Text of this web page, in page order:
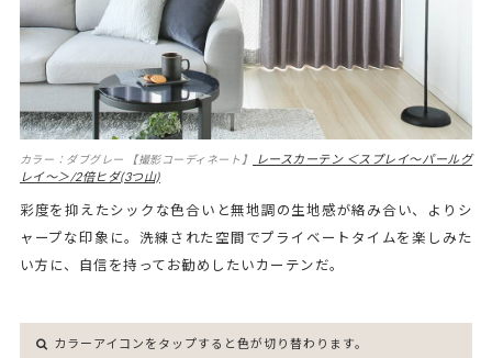
カラー：ダブグレー 【撮影コーディネート】
レースカーテン ＜スプレイ～パールグ
レイ～＞/2倍ヒダ(3つ山)
彩度を抑えたシックな色合いと無地調の生地感が絡み合い、よりシ
ャープな印象に。洗練された空間でプライベートタイムを楽しみた
い方に、自信を持ってお勧めしたいカーテンだ。
カラーアイコンをタップすると色が切り替わります。